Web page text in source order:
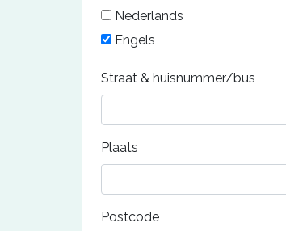
Nederlands
Engels
Straat & huisnummer/bus
Plaats
Postcode